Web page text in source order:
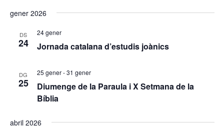
gener 2026
DS
24 Jornada catalana d’estudis joànics
24 gener
DG
25
Diumenge de la Paraula i X Setmana de la
Bíblia
25 gener-31 gener
abril 2026